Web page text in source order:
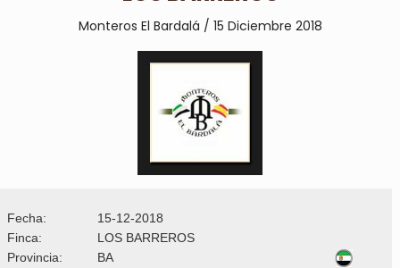
Monteros El Bardalá / 15 Diciembre 2018
Fecha:
15-12-2018
Finca:
LOS BARREROS
Provincia:
BA